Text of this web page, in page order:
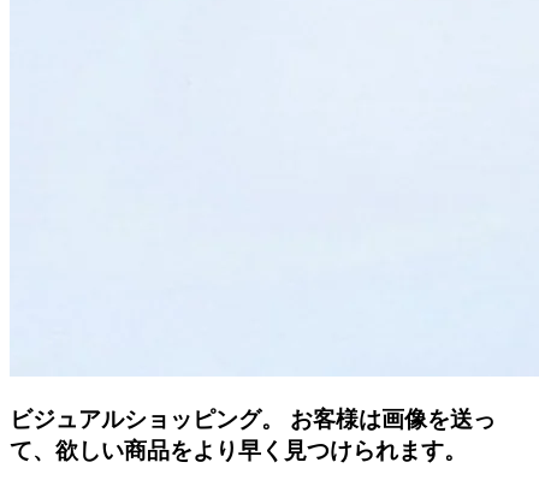
ビジュアルショッピング。
お客様は画像を送っ
て、欲しい商品をより早く見つけられます。